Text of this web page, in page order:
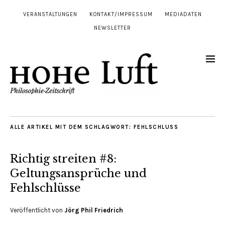
VERANSTALTUNGEN KONTAKT/IMPRESSUM MEDIADATEN
NEWSLETTER
ALLE ARTIKEL MIT DEM SCHLAGWORT: FEHLSCHLUSS
Richtig streiten #8:
Geltungsansprüche und
Fehlschlüsse
Veröffentlicht von Jörg Phil Friedrich